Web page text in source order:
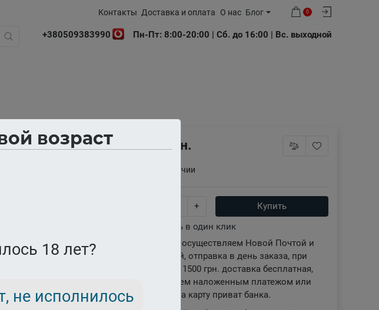
возраст
18 лет?
не исполнилось
Контакты Доставка и оплата О нас Блог
+380509383990
0
Пн-Пт: 8:00-20:00 | Сб. до 16:00 | Вс. выходной
Нет в наличии 150 грн.
Нет в наличии
+
Купить
Купить в один клик
Доставку осуществляем Новой Почтой и
Укрпочтой, отправка в день заказа, при
заказе от 1500 грн. доставка бесплатная,
отправляем наложенным платежом или
отплата на карту приват банка.